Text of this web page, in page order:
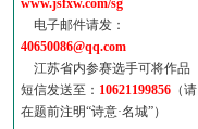
www.jsfxw.com/sg
电子邮件请发：
40650086@qq.com
江苏省内参赛选手可将作品
短信发送至： 10621199856 （请
在题前注明“诗意·名城”）